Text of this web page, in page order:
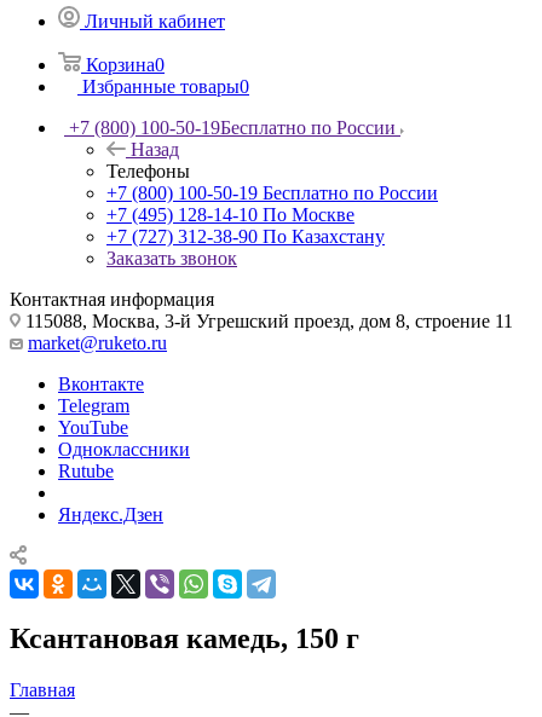
Личный кабинет
Корзина0
Избранные товары0
+7 (800) 100-50-19Бесплатно по России
Назад
Телефоны
+7 (800) 100-50-19 Бесплатно по России
+7 (495) 128-14-10 По Москве
+7 (727) 312-38-90 По Казахстану
Заказать звонок
Контактная информация
115088, Москва, 3-й Угрешский проезд, дом 8, строение 11
market@ruketo.ru
Вконтакте
Telegram
YouTube
Одноклассники
Rutube
Яндекс.Дзен
Ксантановая камедь, 150 г
Главная
—